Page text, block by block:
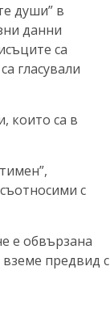
души” в
данни
са
гласували
които са в
с
е обвързана
вземе предвид с